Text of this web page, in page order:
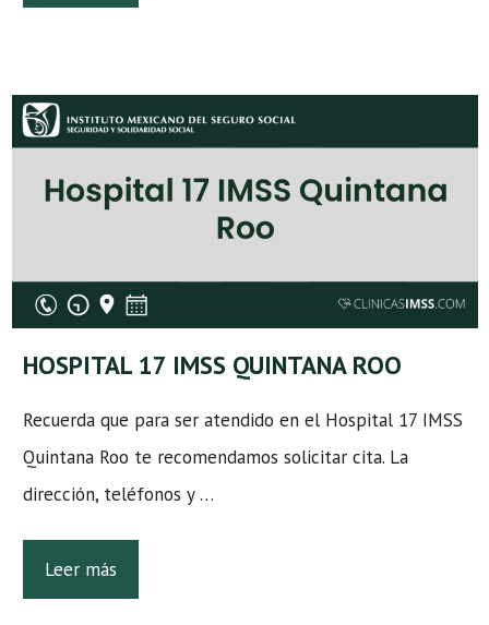
HOSPITAL 17 IMSS QUINTANA ROO
Recuerda que para ser atendido en el Hospital 17 IMSS
Quintana Roo te recomendamos solicitar cita. La
dirección, teléfonos y …
Leer más